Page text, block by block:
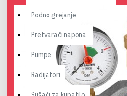
Podno grejanje
Pretvarači napona
Pumpe
Radijatori